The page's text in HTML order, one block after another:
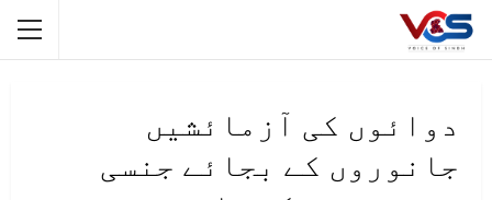
دوائوں کی آزمائشیں
جانوروں کے بجائے جنسی